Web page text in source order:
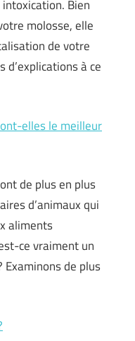
Bien
molosse, elle
de votre
d’explications à ce
elles le meilleur
de plus en plus
d’animaux qui
aliments
ce vraiment un
de plus